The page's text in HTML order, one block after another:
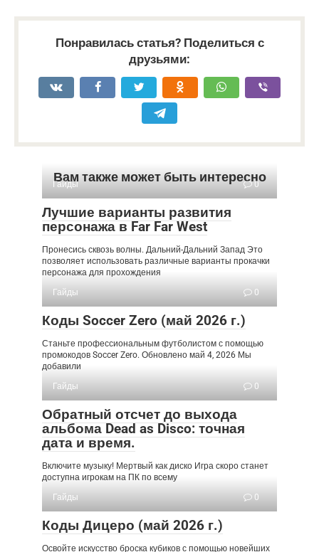
экипируйте оружие
оружие
V
Пробел
[Меню] Назад/
Правая
мышь
курсор вверх
Клавиша
вверх
D-Pad вверх
[Меню] Переместить
курсор вниз
S D-Pad Down
[Меню] Переместить
курсор влево
D-Pad левый
[Меню] Переместить
курсор вправо
D D-Pad правый
[Меню]
Переключить
вкладку «Категории»
влево
Q
[Меню]
Переключить
Понравилась статья? Поделиться с
друзьями:
Вам также может быть интересно
Гайды 0
Лучшие варианты развития
персонажа в Far Far West
Пронесись сквозь волны. Дальний-Дальний Запад Это
позволяет использовать различные варианты прокачки
персонажа для прохождения
Гайды
0
Коды Soccer Zero (май 2026 г.)
Станьте профессиональным футболистом с помощью
промокодов Soccer Zero. Обновлено май 4, 2026 Мы
добавили
Гайды
0
Обратный отсчет до выхода
альбома Dead as Disco: точная
дата и время.
Включите музыку! Мертвый как диско Игра скоро станет
доступна игрокам на ПК по всему
Гайды
0
Коды Дицеро (май 2026 г.)
Освойте искусство броска кубиков с помощью новейших